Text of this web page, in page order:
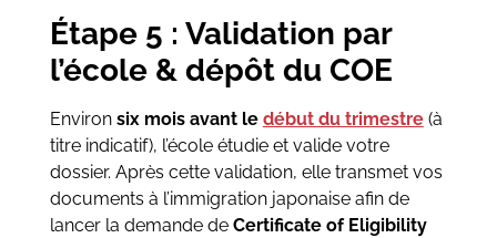
Étape 5 : Validation par
l’école & dépôt du COE
Environ six mois avant le début du trimestre(à
titre indicatif), l’école étudie et valide votre
dossier. Après cette validation, elle transmet vos
documents à l’immigration japonaise afin de
lancer la demande de Certificate of Eligibility